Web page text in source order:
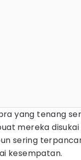
yang tenang
mereka
sering
kesempatan.